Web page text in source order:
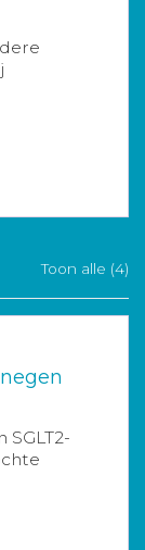
Toon alle (4)
SGLT2-